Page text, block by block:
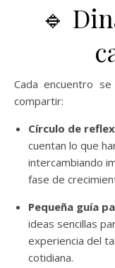
🔹
Cada encuentro
compartir:
Círculo de
cuentan lo que
intercambiando
fase de
Pequeña guía
ideas sencillas
experiencia del
cotidiana.